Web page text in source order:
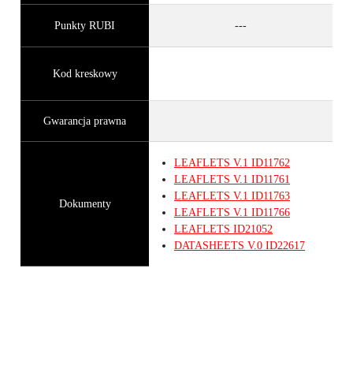
Punkty RUBI ---
Kod kreskowy
Gwarancja prawna
Dokumenty
LEAFLETS V.1 ID11762
LEAFLETS V.1 ID11761
LEAFLETS V.1 ID11763
LEAFLETS V.1 ID11766
LEAFLETS ID21052
DATASHEETS V.0 ID22617